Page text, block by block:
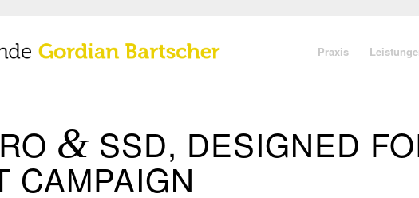
Praxis
& SSD, DESIGNED
CAMPAIGN